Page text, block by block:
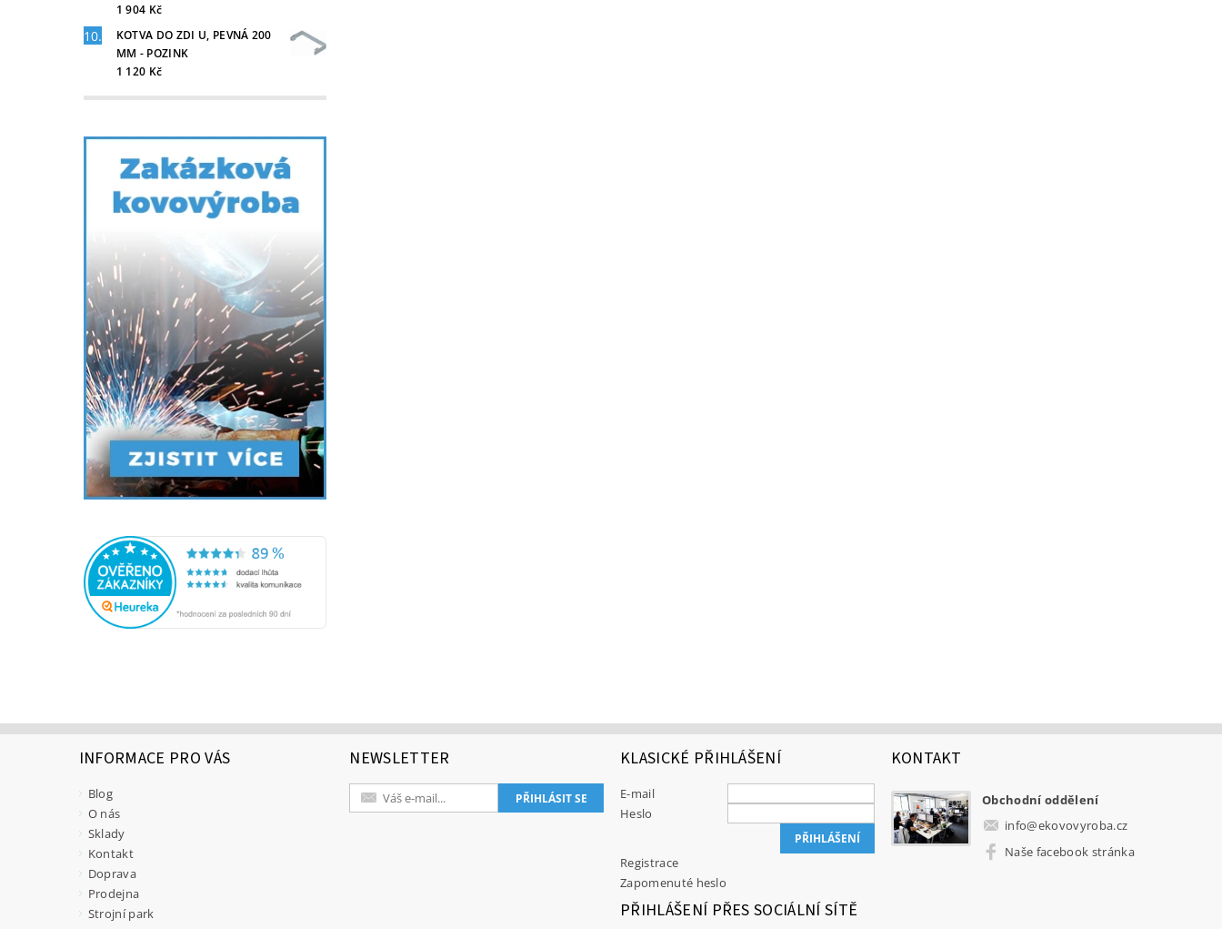
1 904 Kč
KOTVA DO ZDI U, PEVNÁ 200
MM - POZINK
1 120 Kč
INFORMACE PRO VÁS
Blog
O nás
Sklady
Kontakt
Doprava
Prodejna
Strojní park
NEWSLETTER KLASICKÉ PŘIHLÁŠENÍ
E-mail
Heslo
Registrace
Zapomenuté heslo
PŘIHLÁŠENÍ PŘES SOCIÁLNÍ SÍTĚ
KONTAKT
Obchodní oddělení
info@ekovovyroba.cz
Naše facebook stránka